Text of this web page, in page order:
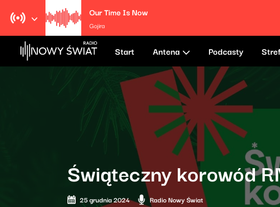
Our Time Is Now
Gojira
Start Antena Podcasty
Świąteczny korowód
25 grudnia 2024 Radio Nowy Świat